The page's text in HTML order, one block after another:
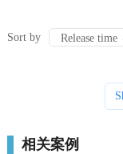
Sort by
相关案例